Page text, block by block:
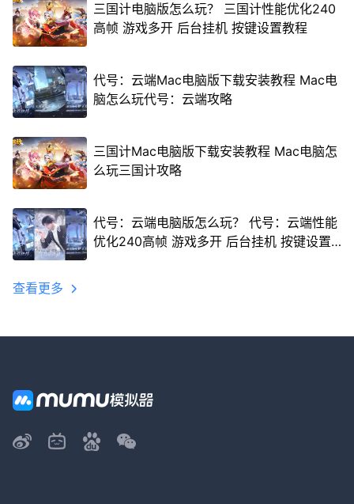
三国计电脑版怎么玩？ 三国计性能优化240
高帧 游戏多开 后台挂机 按键设置教程
代号：云端Mac电脑版下载安装教程 Mac电
脑怎么玩代号：云端攻略
三国计Mac电脑版下载安装教程 Mac电脑怎
么玩三国计攻略
代号：云端电脑版怎么玩？ 代号：云端性能
优化240高帧 游戏多开 后台挂机 按键设置
查看更多